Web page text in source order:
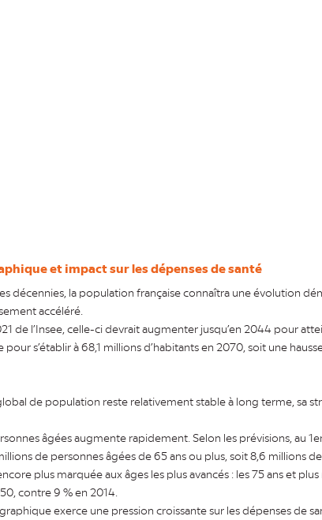
et impact sur les dépenses de santé
décennies, la population française connaîtra une évolution
accéléré.
de l’Insee, celle-ci devrait augmenter jusqu’en 2044 pour
s’établir à 68,1 millions d’habitants en 2070, soit une
de population reste relativement stable à long terme, sa
âgées augmente rapidement. Selon les prévisions, au
de personnes âgées de 65 ans ou plus, soit 8,6 millions de
plus marquée aux âges les plus avancés : les 75 ans et
contre 9 % en 2014.
exerce une pression croissante sur les dépenses de